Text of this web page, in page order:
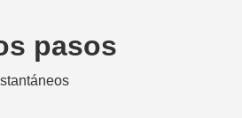
pasos